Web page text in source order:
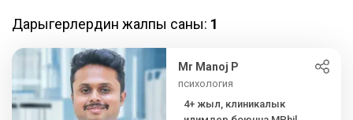
Дарыгерлердин жалпы саны: 1
Mr Manoj P
психология
4+ жыл, клиникалык